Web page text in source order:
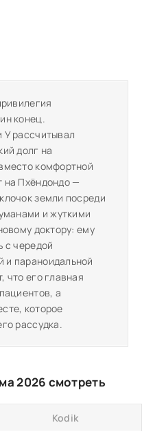
конец.
У рассчитывал
долг на
комфортной
на Пхёндондо —
земли посреди
и жуткими
доктору: ему
с чередой
и параноидальной
что его главная
а
которое
рассудка.
2026 смотреть
Kodik